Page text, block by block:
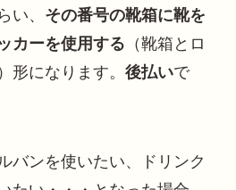
い、 その番号の靴箱に靴を
カーを使用する （靴箱とロ
形になります。 後払いで
バンを使いたい、ドリンク